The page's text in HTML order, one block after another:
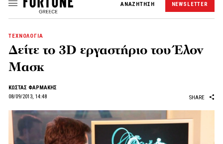
ΑΝΑΖΗΤΗΣΗ NEWSLETTER
ΤΕΧΝΟΛΟΓΙΑ
Δείτε το 3D εργαστήριο του Έλον
Μασκ
ΚΩΣΤΑΣ ΦΑΡΜΑΚΗΣ
08/09/2013, 14:48
SHARE